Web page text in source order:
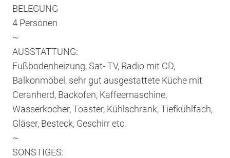
BELEGUNG
4 Personen
~
AUSSTATTUNG:
Fußbodenheizung, Sat- TV, Radio mit CD,
Balkonmöbel, sehr gut ausgestattete Küche mit
Ceranherd, Backofen, Kaffeemaschine,
Wasserkocher, Toaster, Kühlschrank, Tiefkühlfach,
Gläser, Besteck, Geschirr etc.
~
SONSTIGES: